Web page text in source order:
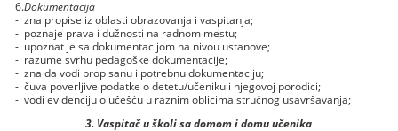
6.Dokumentacija
- zna propise iz oblasti obrazovanja i vaspitanja;
- poznaje prava i dužnosti na radnom mestu;
- upoznat je sa dokumentacijom na nivou ustanove;
- razume svrhu pedagoške dokumentacije;
- zna da vodi propisanu i potrebnu dokumentaciju;
- čuva poverljive podatke o detetu/učeniku i njegovoj porodici;
- vodi evidenciju o učešću u raznim oblicima stručnog usavršavanja;
3. Vaspitač u školi sa domom i domu učenika